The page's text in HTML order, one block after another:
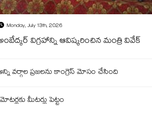
Monday, July 13th, 2026
విగ్రహాన్ని ఆవిష్కరించిన మంత్రి వివేక్
వర్గాల ప్రజలను కాంగ్రెస్ మోసం చేసింది
మీటర్లు పెట్టం